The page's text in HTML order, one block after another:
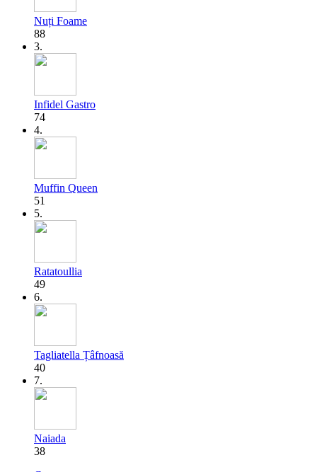
Nuți Foame
88
3.
Infidel Gastro
74
4.
Muffin Queen
51
5.
Ratatoullia
49
6.
Tagliatella Țâfnoasă
40
7.
Naiada
38